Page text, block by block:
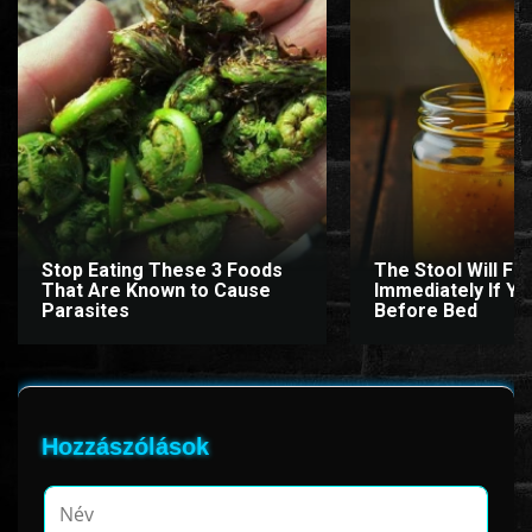
www.onlinefilmvilag2.eu,Copyright © 2017-2026 Az oldal nem tárol
semmilyen jogsértő tartalmat. Minden adat külső forrásból származik |
Frissítve: 2026.07.27|
Stop Eating These 3 Foods
That Are Known to Cause
Parasites
The Stool Will Fly
Immediately If
Before Bed
Hozzászólások